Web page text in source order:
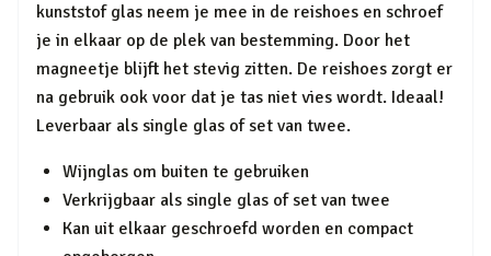
kunststof glas neem je mee in de reishoes en schroef
je in elkaar op de plek van bestemming. Door het
magneetje blijft het stevig zitten. De reishoes zorgt er
na gebruik ook voor dat je tas niet vies wordt. Ideaal!
Leverbaar als single glas of set van twee.
Wijnglas om buiten te gebruiken
Verkrijgbaar als single glas of set van twee
Kan uit elkaar geschroefd worden en compact